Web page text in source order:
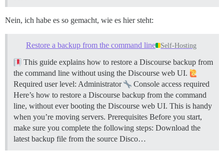
Nein, ich habe es so gemacht, wie es hier steht:
Restore a backup from the command line Self-Hosting
This guide explains how to restore a Discourse backup from
the command line without using the Discourse web UI.
Required user level: Administrator
Console access required
Here’s how to restore a Discourse backup from the command
line, without ever booting the Discourse web UI. This is handy
when you’re moving servers. Prerequisites Before you start,
make sure you complete the following steps: Download the
latest backup file from the source Disco…